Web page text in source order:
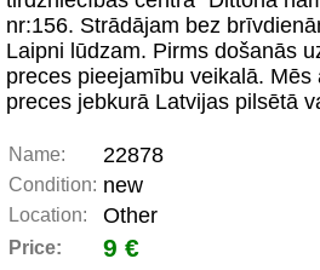
nr:156. Strādājam bez
Laipni lūdzam. Pirms došanās
preces pieejamību veikalā.
preces jebkurā Latvijas pilsētā
Name: 22878
Condition: new
Location: Other
Price: 9 €